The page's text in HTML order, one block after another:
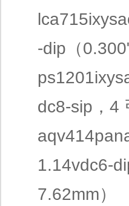
-dip（
dc8-sip，4
1.14vdc6-
7.62mm）